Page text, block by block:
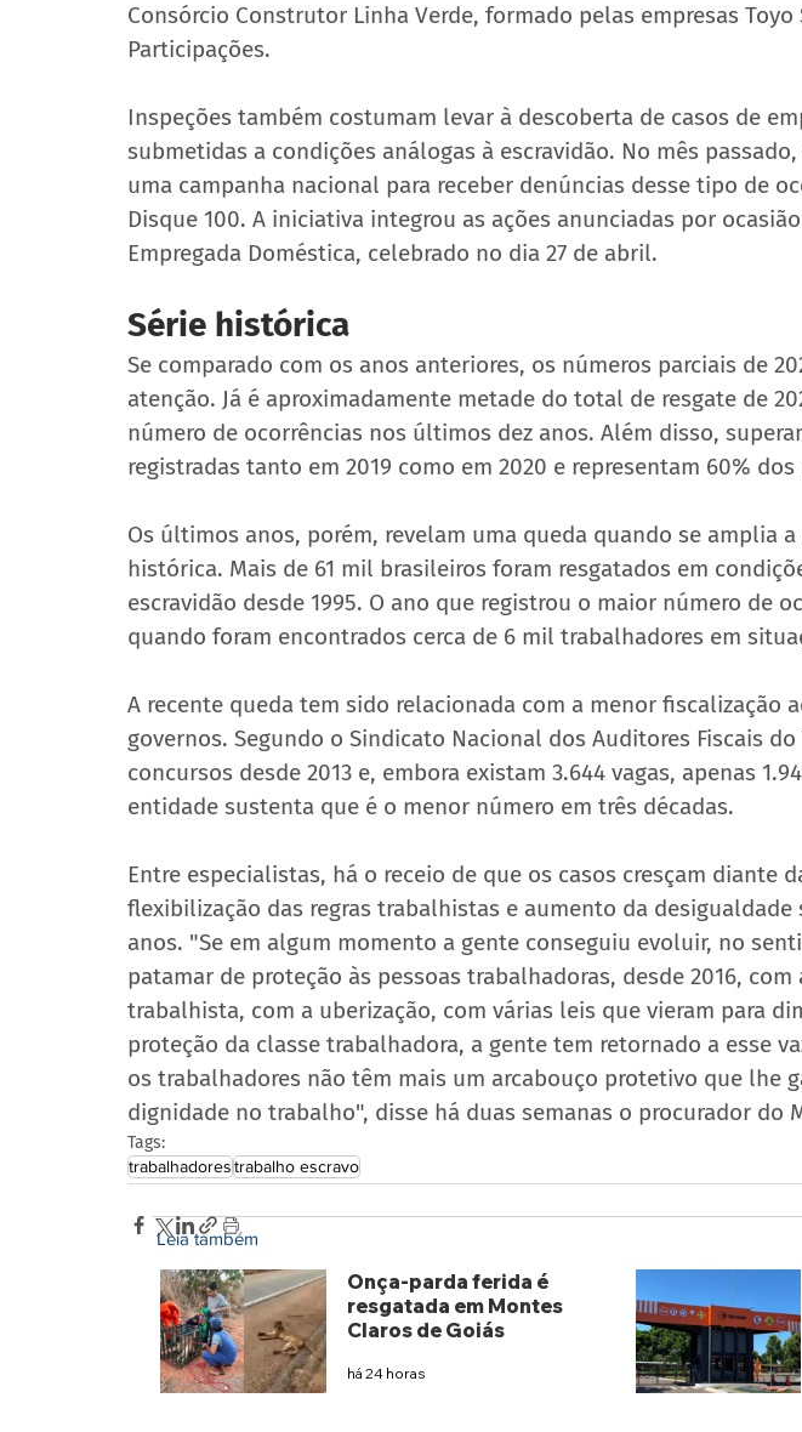
Consórcio Construtor Linha Verde, formado pelas empresas Toyo
Participações.
Inspeções também costumam levar à descoberta de casos de
submetidas a condições análogas à escravidão. No mês
uma campanha nacional para receber denúncias desse tipo de
Disque 100. A iniciativa integrou as ações anunciadas por
Empregada Doméstica, celebrado no dia 27 de abril.
Série histórica
Se comparado com os anos anteriores, os números parciais de
atenção. Já é aproximadamente metade do total de resgate de
número de ocorrências nos últimos dez anos. Além disso,
registradas tanto em 2019 como em 2020 e representam 60% dos
Os últimos anos, porém, revelam uma queda quando se amplia
histórica. Mais de 61 mil brasileiros foram resgatados em
escravidão desde 1995. O ano que registrou o maior número de
quando foram encontrados cerca de 6 mil trabalhadores em
A recente queda tem sido relacionada com a menor fiscalização
governos. Segundo o Sindicato Nacional dos Auditores Fiscais
concursos desde 2013 e, embora existam 3.644 vagas, apenas
entidade sustenta que é o menor número em três décadas.
Entre especialistas, há o receio de que os casos cresçam diante
flexibilização das regras trabalhistas e aumento da
anos. "Se em algum momento a gente conseguiu evoluir, no
patamar de proteção às pessoas trabalhadoras, desde 2016, com
trabalhista, com a uberização, com várias leis que vieram para
proteção da classe trabalhadora, a gente tem retornado a esse
os trabalhadores não têm mais um arcabouço protetivo que lhe
dignidade no trabalho", disse há duas semanas o procurador do
Tags:
trabalhadorestrabalho escravo
Leia também
Onça-parda ferida é
resgatada em Montes
Claros de Goiás
há 24 horas